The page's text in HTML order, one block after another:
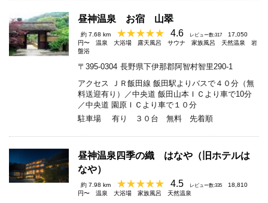
昼神温泉 お宿 山翠
約 7.68 km 4.6 レビュー数:317
17,050
円〜
温泉 大浴場 露天風呂 サウナ 家族風呂 天然温泉
岩
盤浴
〒395-0304 長野県下伊那郡阿智村智里290-1
アクセス
ＪＲ飯田線 飯田駅よりバスで４０分（無
料送迎有り）／中央道 飯田山本ＩＣより車で10分
／中央道 園原ＩＣより車で１０分
駐車場
有り ３０台 無料 先着順
昼神温泉四季の織 はなや（旧ホテルは
なや）
約 7.98 km 4.5 レビュー数:335
18,810
円〜
温泉 大浴場 家族風呂 天然温泉